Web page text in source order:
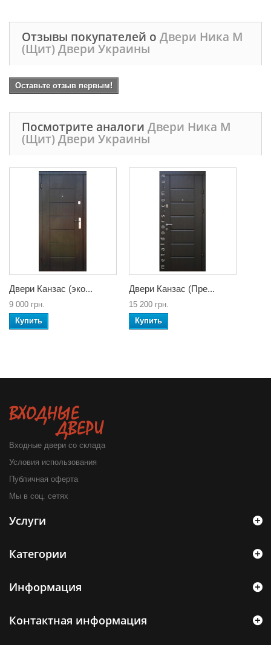
Отзывы покупателей о Двери Ника М
(Щит) Двери Украины
Оставьте отзыв первым!
Посмотрите аналоги Двери Ника М
(Щит) Двери Украины
Двери Канзас (эко...
9 000 грн.
Купить
Двери Канзас (Пре...
15 200 грн.
Купить
Входные двери со склада
Условия использования
Публичная оферта
Мы в соц. сетях
Услуги
Категории
Информация
Контактная информация